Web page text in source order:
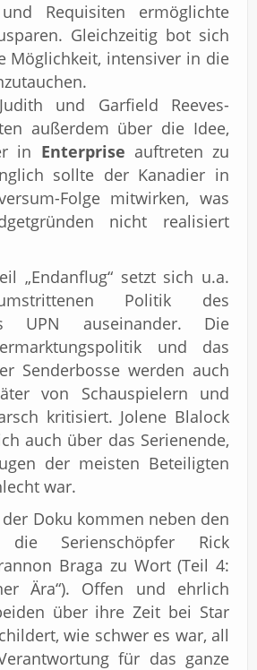
Requisiten ermöglichte
Gleichzeitig bot sich
Möglichkeit, intensiver in die
und Garfield Reeves-
außerdem über die Idee,
in Enterprise auftreten zu
sollte der Kanadier in
Folge mitwirken, was
nicht realisiert
„Endanflug“ setzt sich u.a.
Politik des
UPN auseinander. Die
und das
Senderbosse werden auch
von Schauspielern und
kritisiert. Jolene Blalock
auch über das Serienende,
der meisten Beteiligten
war.
Doku kommen neben den
die Serienschöpfer Rick
Braga zu Wort (Teil 4:
Ära“). Offen und ehrlich
über ihre Zeit bei Star
wie schwer es war, all
für das ganze